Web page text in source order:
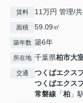
賃料 11万円 管理/
面積 59.09㎡
築年数 築6年
所在地 千葉県柏市大
交通 つくばエクス
つくばエクス
常磐線 「柏 」